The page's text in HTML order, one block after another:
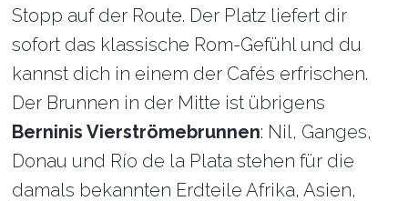
Stopp auf der Route. Der Platz liefert dir
sofort das klassische Rom-Gefühl und du
kannst dich in einem der Cafés erfrischen.
Der Brunnen in der Mitte ist übrigens
Berninis Vierströmebrunnen: Nil, Ganges,
Donau und Río de la Plata stehen für die
damals bekannten Erdteile Afrika, Asien,